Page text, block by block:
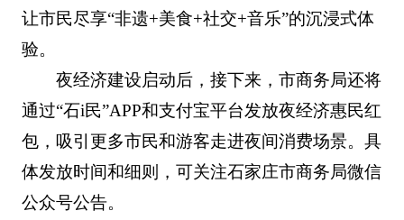
让市民尽享“非遗+美食+社交+音乐”的沉浸式体
验。
夜经济建设启动后，接下来，市商务局还将
通过“石i民”APP和支付宝平台发放夜经济惠民红
包，吸引更多市民和游客走进夜间消费场景。具
体发放时间和细则，可关注石家庄市商务局微信
公众号公告。